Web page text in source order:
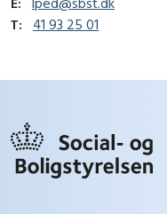
T:
41 93 25 01